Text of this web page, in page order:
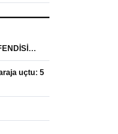
uçtu: 5